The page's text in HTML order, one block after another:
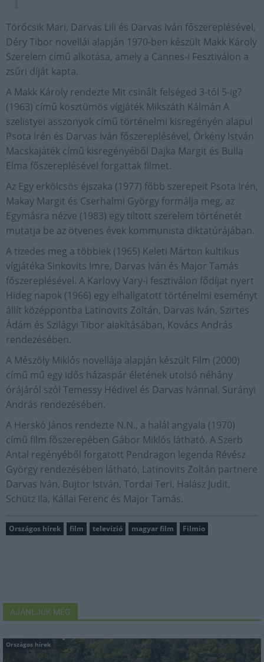
Törőcsik Mari, Darvas Lili és Darvas Iván főszereplésével,
Déry Tibor novellái alapján 1970-ben készült Makk Károly
Szerelem című alkotása, amely a Cannes-i Fesztiválon a
zsűri díját kapta.
A Makk Károly rendezte Mit csinált felséged 3-tól 5-ig?
(1963) című kosztümös vígjáték Mikszáth Kálmán A
szelistyei asszonyok című történelmi kisregényén alapul
Psota Irén és Darvas Iván főszereplésével, Örkény István
Macskajáték című kisregényéből Dajka Margit és Bulla
Elma főszereplésével forgattak filmet.
Az Egy erkölcsös éjszaka (1977) főbb szerepeit Psota Irén,
Makay Margit és Cserhalmi György formálja meg, az
Egymásra nézve (1983) egy tiltott szerelem történetét
mutatja be az ötvenes évek kommunista diktatúrájában.
A tizedes meg a többiek (1965) Keleti Márton kultikus
vígjátéka Sinkovits Imre, Darvas Iván és Major Tamás
főszereplésével. A Karlovy Vary-i fesztiválon fődíjat nyert
Hideg napok (1966) egy elhallgatott történelmi eseményt
állít középpontba Latinovits Zoltán, Darvas Iván, Szirtes
Ádám és Szilágyi Tibor alakításában, Kovács András
rendezésében.
A Mészöly Miklós novellája alapján készült Film (2000)
című mű egy idős házaspár életének utolsó néhány
órájáról szól Temessy Hédivel és Darvas Ivánnal, Surányi
András rendezésében.
A Herskó János rendezte N.N., a halál angyala (1970)
című film főszerepében Gábor Miklós látható. A Szerb
Antal regényéből forgatott Pendragon legenda Révész
György rendezésében látható, Latinovits Zoltán partnere
Darvas Iván, Bujtor István, Tordai Teri, Halász Judit,
Schütz Ila, Kállai Ferenc és Major Tamás.
Országos hírek film televízió magyar film Filmio
AJÁNLJUK MÉG
Országos hírek